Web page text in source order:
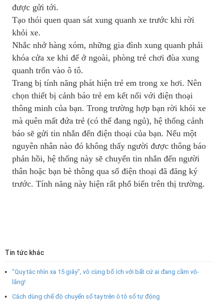
được gửi tới.
Tạo thói quen quan sát xung quanh xe trước khi rời
khỏi xe.
Nhắc nhở hàng xóm, những gia đình xung quanh phải
khóa cửa xe khi để ở ngoài, phòng trẻ chơi đùa xung
quanh trốn vào ô tô.
Trang bị tính năng phát hiện trẻ em trong xe hơi. Nên
chọn thiết bị cảnh báo trẻ em kết nối với điện thoại
thông minh của bạn. Trong trường hợp bạn rời khỏi xe
mà quên mất đứa trẻ (có thể đang ngủ), hệ thống cảnh
báo sẽ gửi tin nhắn đến điện thoại của bạn. Nếu một
nguyên nhân nào đó không thấy người được thông báo
phản hồi, hệ thống này sẽ chuyển tin nhắn đến người
thân hoặc bạn bè thông qua số điện thoại đã đăng ký
trước. Tính năng này hiện rất phổ biến trên thị trường.
Tin tức khác
"Quy tắc nhìn xa 15 giây", vô cùng bổ ích với bất cứ ai đang cầm vô-
lăng!
Cách dùng chế độ chuyển số tay trên ô tô số tự động